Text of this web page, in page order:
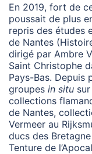
En 2019, fort de
poussait de plus
repris des études
de Nantes
dirigé par Ambre
Saint Christophe
Pays-Bas. Depuis
groupes in situ
collections
de Nantes,
Vermeer au
ducs des
Tenture de